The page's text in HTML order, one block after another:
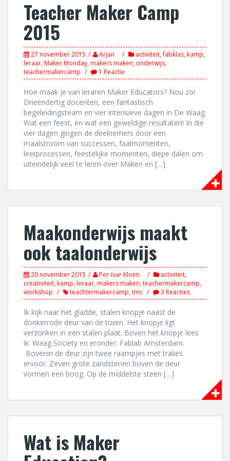
Teacher Maker Camp
2015
27 november 2015 Arjan activiteit,fabklas,kamp,
leraar,Maker Monday,makers maken, onderwijs,
teachermakercamp
1 Reactie
Hoe maak je van leraren Maker Educators? Nou zo!
Drieëndertig docenten, een fantastisch
begeleidingsteam en vier intensieve dagen in De Waag.
Wat een feest, en wat een geweldige resultaten! In die
vier dagen gingen de deelnemers door een
maalstroom van successen, faalmomenten,
leerprocessen, feestelijke momenten, diepe dalen om
uiteindelijk veel te leren over Maken en […]
Maakonderwijs maakt
ook taalonderwijs
20 november 2015 Per-Ivar Kloen activiteit,
creativiteit,kamp,leraar,makers maken,teachermakercamp,
workshop
teachtermakercamp,tmc 3 Reacties
Ik kijk naar het gladde, stalen knopje naast de
donkerrode deur van de toren. Het knopje ligt
verzonken in een stalen plaat. Boven het knopje lees
ik: Waag Society en eronder: Fablab Amsterdam.
Bovenin de deur zijn twee raampjes met tralies
ervoor. Zeven grote zandstenen boven de deur
vormen een boog. Op de middelste steen […]
Wat is Maker